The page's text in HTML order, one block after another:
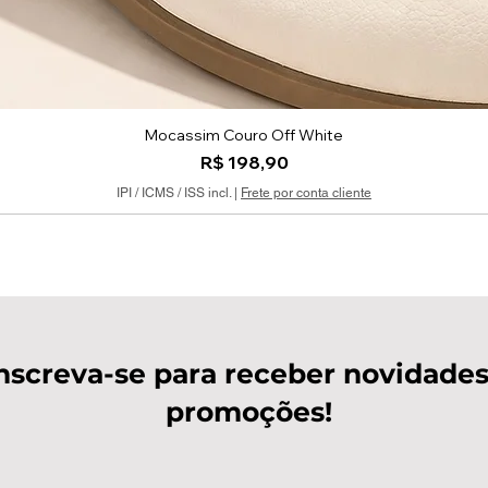
Visualização rápida
Mocassim Couro Off White
Preço
R$ 198,90
IPI / ICMS / ISS incl.| Frete por conta cliente
se para receber
promoções!